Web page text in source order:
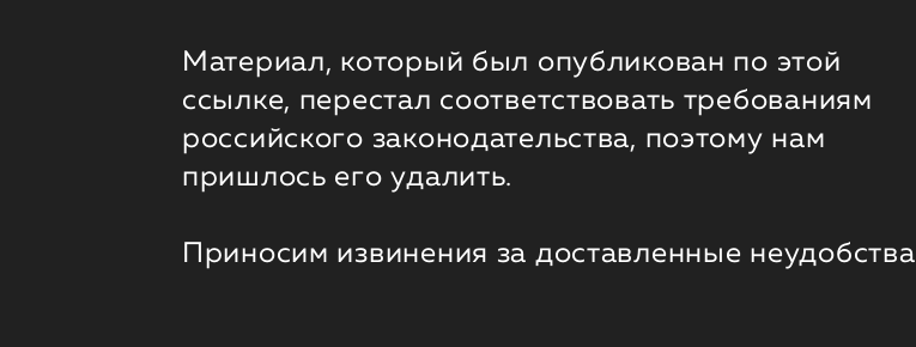
Материал, который был опубликован по этой
ссылке, перестал соответствовать требованиям
российского законодательства, поэтому нам
пришлось его удалить.
Приносим извинения за доставленные неудобства